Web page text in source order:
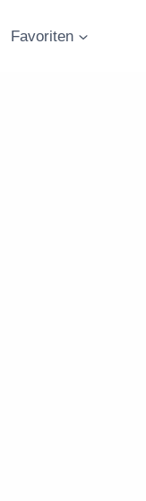
Favoriten